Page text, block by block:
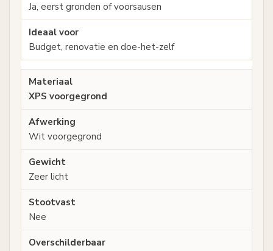
Ja, eerst gronden of voorsausen
Budget, renovatie en doe-het-zelf
XPS voorgegrond
Wit voorgegrond
Zeer licht
Nee